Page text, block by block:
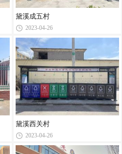
黛溪成五村
2023-04-26
黛溪西关村
2023-04-26